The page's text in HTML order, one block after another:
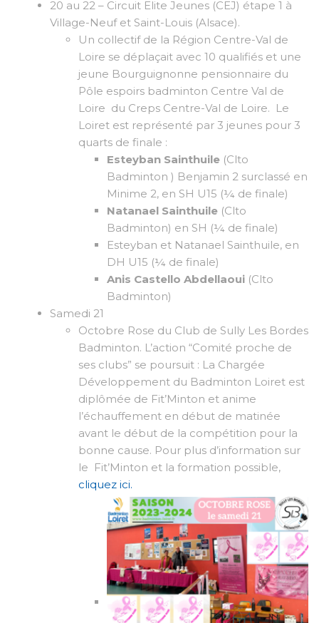
20 au 22 – Circuit Elite Jeunes (CEJ) étape 1 à
Village-Neuf et Saint-Louis (Alsace).
Un collectif de la Région Centre-Val de
Loire se déplaçait avec 10 qualifiés et une
jeune Bourguignonne pensionnaire du
Pôle espoirs badminton Centre Val de
Loire du Creps Centre-Val de Loire. Le
Loiret est représenté par 3 jeunes pour 3
quarts de finale :
Esteyban Sainthuile (Clto
Badminton ) Benjamin 2 surclassé en
Minime 2, en SH U15 (¼ de finale)
Natanael Sainthuile (Clto
Badminton) en SH (¼ de finale)
Esteyban et Natanael Sainthuile, en
DH U15 (¼ de finale)
Anis Castello Abdellaoui (Clto
Badminton)
Samedi 21
Octobre Rose du Club de Sully Les Bordes
Badminton. L’action “Comité proche de
ses clubs” se poursuit : La Chargée
Développement du Badminton Loiret est
diplômée de Fit’Minton et anime
l’échauffement en début de matinée
avant le début de la compétition pour la
bonne cause. Pour plus d’information sur
le Fit’Minton et la formation possible,
cliquez ici.